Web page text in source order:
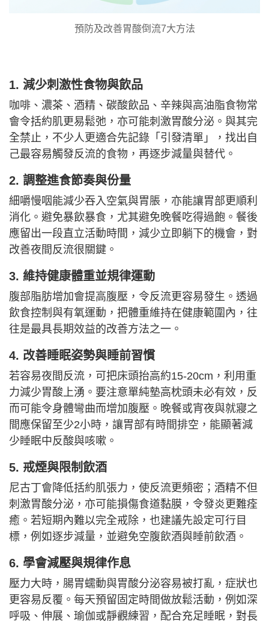
預防及改善胃酸倒流7大方法
1. 減少刺激性食物與飲品
咖啡、濃茶、酒精、碳酸飲品、辛辣與高油脂食物常
會令括約肌更易鬆弛，亦可能刺激胃酸分泌。與其完
全禁止，不少人更適合先記錄「引發清單」，找出自
己最容易觸發反流的食物，再逐步減量與替代。
2. 調整進食節奏與份量
細嚼慢咽能減少吞入空氣與胃脹，亦能讓胃部更順利
消化。避免暴飲暴食，尤其避免晚餐吃得過飽。餐後
應留出一段直立活動時間，減少立即躺下的機會，對
改善夜間反流很關鍵。
3. 維持健康體重並規律運動
腹部脂肪增加會提高腹壓，令反流更容易發生。透過
飲食控制與有氧運動，把體重維持在健康範圍內，往
往是最具長期效益的改善方法之一。
4. 改善睡眠姿勢與睡前習慣
若容易夜間反流，可把床頭抬高約15-20cm，利用重
力減少胃酸上湧。要注意單純墊高枕頭未必有效，反
而可能令身體彎曲而增加腹壓。晚餐或宵夜與就寢之
間應保留至少2小時，讓胃部有時間排空，能顯著減
少睡眠中反酸與咳嗽。
5. 戒煙與限制飲酒
尼古丁會降低括約肌張力，使反流更頻密；酒精不但
刺激胃酸分泌，亦可能損傷食道黏膜，令發炎更難痊
癒。若短期內難以完全戒除，也建議先設定可行目
標，例如逐步減量，並避免空腹飲酒與睡前飲酒。
6. 學會減壓與規律作息
壓力大時，腸胃蠕動與胃酸分泌容易被打亂，症狀也
更容易反覆。每天預留固定時間做放鬆活動，例如深
呼吸、伸展、瑜伽或靜觀練習，配合充足睡眠，對長